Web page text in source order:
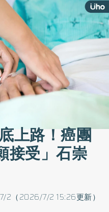
上路！癌團
接受」石崇
2（2026/7/2 15:26更新）